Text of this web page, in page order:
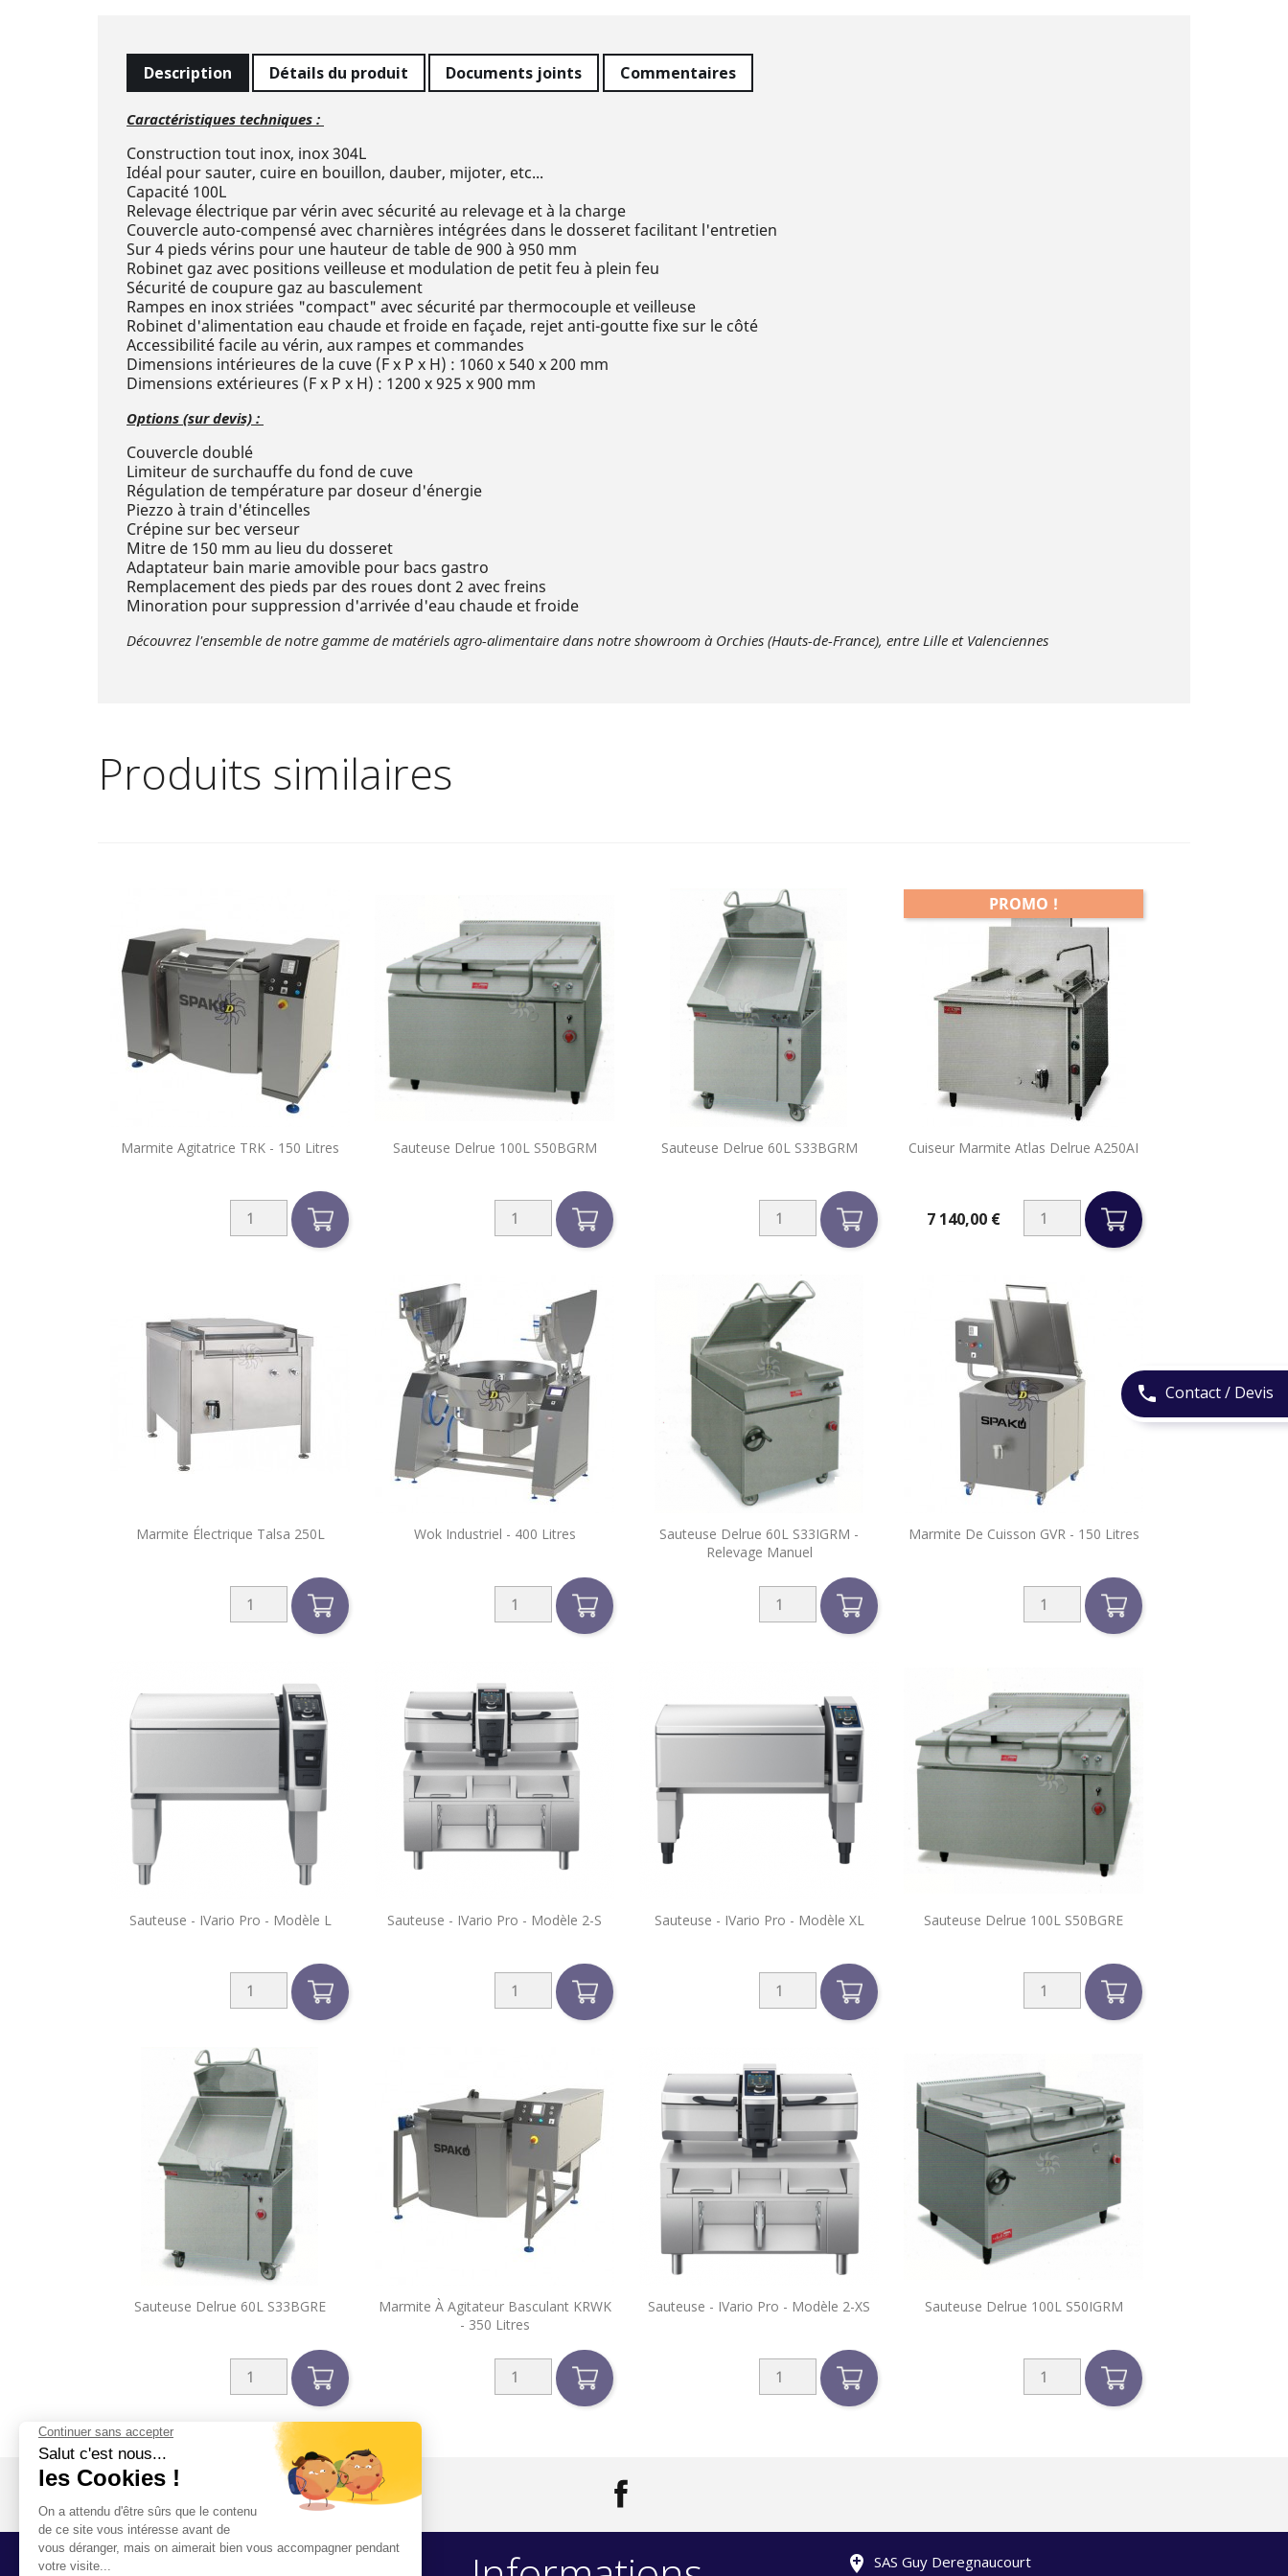
phone Contact / Devis
Description Détails du produit Documents joints Commentaires
Caractéristiques techniques :
Construction tout inox, inox 304L
Idéal pour sauter, cuire en bouillon, dauber, mijoter, etc...
Capacité 100L
Relevage électrique par vérin avec sécurité au relevage et à la charge
Couvercle auto-compensé avec charnières intégrées dans le dosseret facilitant l'entretien
Sur 4 pieds vérins pour une hauteur de table de 900 à 950 mm
Robinet gaz avec positions veilleuse et modulation de petit feu à plein feu
Sécurité de coupure gaz au basculement
Rampes en inox striées "compact" avec sécurité par thermocouple et veilleuse
Robinet d'alimentation eau chaude et froide en façade, rejet anti-goutte fixe sur le côté
Accessibilité facile au vérin, aux rampes et commandes
Dimensions intérieures de la cuve (F x P x H) : 1060 x 540 x 200 mm
Dimensions extérieures (F x P x H) : 1200 x 925 x 900 mm
Options (sur devis) :
Couvercle doublé
Limiteur de surchauffe du fond de cuve
Régulation de température par doseur d'énergie
Piezzo à train d'étincelles
Crépine sur bec verseur
Mitre de 150 mm au lieu du dosseret
Adaptateur bain marie amovible pour bacs gastro
Remplacement des pieds par des roues dont 2 avec freins
Minoration pour suppression d'arrivée d'eau chaude et froide
Découvrez l'ensemble de notre gamme de matériels agro-alimentaire dans notre showroom à Orchies (Hauts-de-France), entre Lille et Valenciennes
Produits similaires
Marmite Agitatrice TRK - 150 Litres
Aperçu rapide Sauteuse Delrue 100L S50BGRM
Aperçu rapide Sauteuse Delrue 60L S33BGRM
 Aperçu rapide Cuiseur Marmite Atlas Delrue A250AI
Prix7 140,00 €
PROMO !
Aperçu rapide
Marmite Électrique Talsa 250L
 Aperçu rapide Wok Industriel - 400 Litres
Aperçu rapide
Sauteuse Delrue 60L S33IGRM -
Relevage Manuel
Aperçu rapide Marmite De Cuisson GVR - 150 Litres
 Aperçu rapide
Sauteuse - IVario Pro - Modèle L
 Aperçu rapide Sauteuse - IVario Pro - Modèle 2-S
 Aperçu rapide Sauteuse - IVario Pro - Modèle XL
 Aperçu rapide Sauteuse Delrue 100L S50BGRE
Aperçu rapide
Sauteuse Delrue 60L S33BGRE
 Aperçu rapide
Marmite À Agitateur Basculant KRWK
- 350 Litres
Aperçu rapide Sauteuse - IVario Pro - Modèle 2-XS
Aperçu rapide Sauteuse Delrue 100L S50IGRM
 Aperçu rapide
add_location SAS Guy Deregnaucourt